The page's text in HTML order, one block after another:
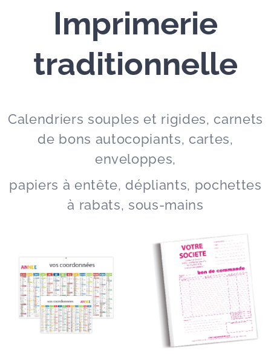
Imprimerie
traditionnelle
Calendriers souples et rigides, carnets
de bons autocopiants, cartes,
enveloppes,
papiers à entête, dépliants, pochettes
à rabats, sous-mains